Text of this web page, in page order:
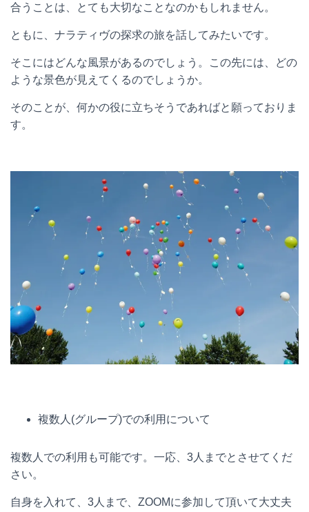
合うことは、とても大切なことなのかもしれません。
ともに、ナラティヴの探求の旅を話してみたいです。
そこにはどんな風景があるのでしょう。この先には、どの
ような景色が見えてくるのでしょうか。
そのことが、何かの役に立ちそうであればと願っておりま
す。
複数人(グループ)での利用について
複数人での利用も可能です。一応、3人までとさせてくだ
さい。
自身を入れて、3人まで、ZOOMに参加して頂いて大丈夫